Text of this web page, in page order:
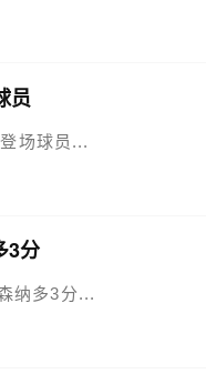
员
场球员...
3分
纳多3分...